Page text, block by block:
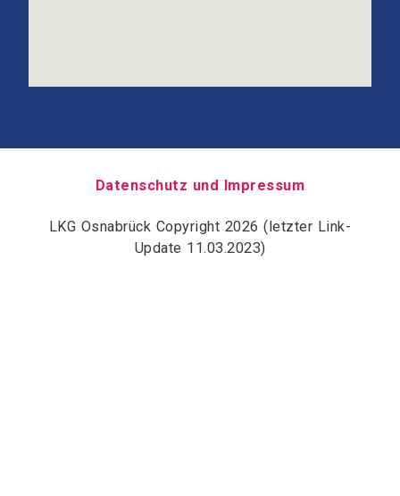
Datenschutz und Impressum
LKG Osnabrück Copyright 2026 (letzter Link-
Update 11.03.2023)